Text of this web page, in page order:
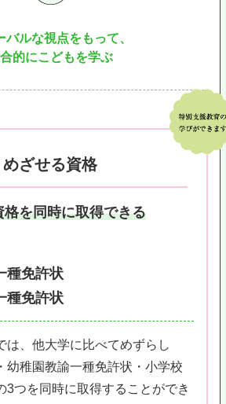
バルな視点をもって、
的にこどもを学ぶ
めざせる資格
格を同時に取得できる
種免許状
種免許状
は、他大学に比べてめずらし
幼稚園教諭一種免許状・小学校
3つを同時に取得することができ